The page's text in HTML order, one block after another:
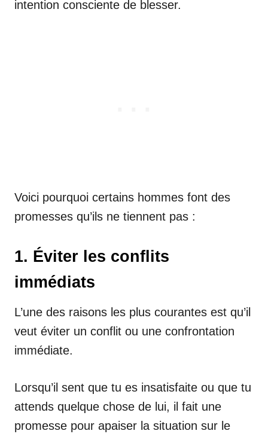
intention consciente de blesser.
Voici pourquoi certains hommes font des
promesses qu’ils ne tiennent pas :
1. Éviter les conflits
immédiats
L’une des raisons les plus courantes est qu’il
veut éviter un conflit ou une confrontation
immédiate.
Lorsqu’il sent que tu es insatisfaite ou que tu
attends quelque chose de lui, il fait une
promesse pour apaiser la situation sur le